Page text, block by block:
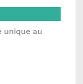
unique au